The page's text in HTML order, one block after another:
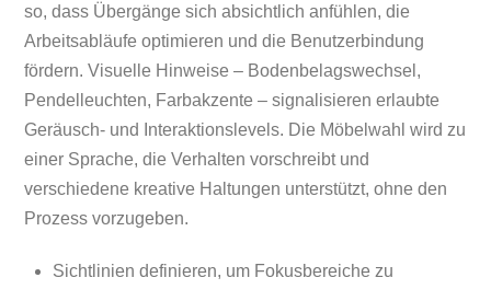
so, dass Übergänge sich absichtlich anfühlen, die
Arbeitsabläufe optimieren und die Benutzerbindung
fördern. Visuelle Hinweise – Bodenbelagswechsel,
Pendelleuchten, Farbakzente – signalisieren erlaubte
Geräusch- und Interaktionslevels. Die Möbelwahl wird zu
einer Sprache, die Verhalten vorschreibt und
verschiedene kreative Haltungen unterstützt, ohne den
Prozess vorzugeben.
Sichtlinien definieren, um Fokusbereiche zu